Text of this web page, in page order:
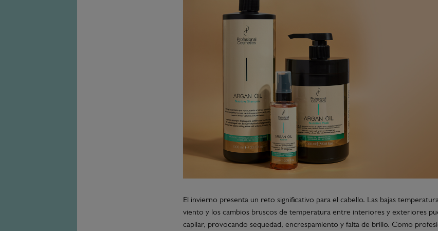
El invierno presenta un reto significativo para el cabello. Las bajas
viento y los cambios bruscos de temperatura entre interiores y exteriores
capilar, provocando sequedad, encrespamiento y falta de brillo. Como